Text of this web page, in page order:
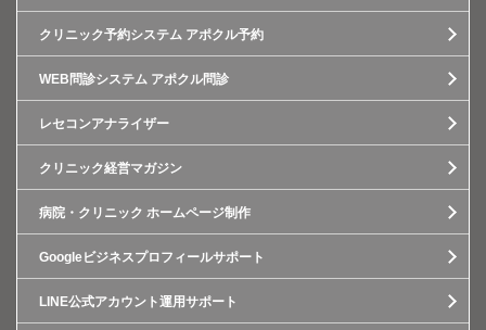
クリニック予約システム アポクル予約
WEB問診システム アポクル問診
レセコンアナライザー
クリニック経営マガジン
病院・クリニック ホームページ制作
Googleビジネスプロフィールサポート
LINE公式アカウント運用サポート